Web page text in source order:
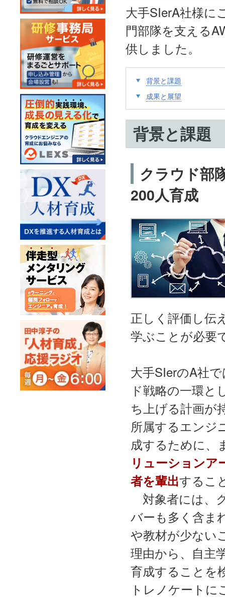
大手SIerA社様に
門部隊を支える
供しました。
背景と課題
成果と展望
背景と課題
クラウド部
200人育成
正しく評価し伝
学ぶことが必要
大手SIerのA社
ド戦略の一環
ち上げる計画が
所属するエンジ
成するために、
リューションア
者を輩出するこ
対象者には、
バーも多く含ま
や教材が少ない
理由から、自主
育成することを
トレノケート